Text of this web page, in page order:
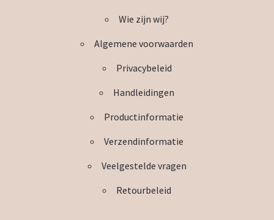
Wie zijn wij?
Algemene voorwaarden
Privacybeleid
Handleidingen
Productinformatie
Verzendinformatie
Veelgestelde vragen
Retourbeleid